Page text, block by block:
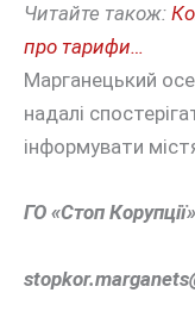
Читайте також:
про тарифи…
Марганецький
надалі
інформувати
ГО «Стоп